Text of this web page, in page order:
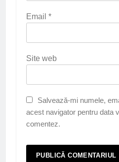
Email *
Site web
Salvează-mi numele,
acest navigator pentru data
comentez.